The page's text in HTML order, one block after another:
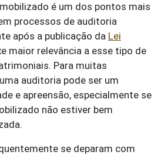
é um dos pontos mais
processos de auditoria
após a publicação da Lei
maior relevância a esse tipo de
Para muitas
auditoria pode ser um
e apreensão, especialmente se
não estiver bem
se deparam com